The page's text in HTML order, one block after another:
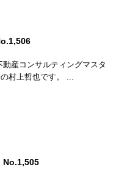
産コンサルティングマスタ
村上哲也です。 ...
No.1,505